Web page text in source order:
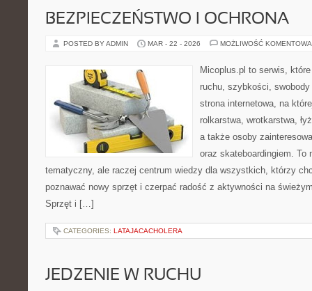
BEZPIECZEŃSTWO I OCHRONA
POSTED BY ADMIN MAR - 22 - 2026 MOŻLIWOŚĆ
Micoplus.pl to serwis,
ruchu, szybkości,
strona internetowa, na
rolkarstwa, wrotkarstwa,
a także osoby
oraz skateboardingiem. To
tematyczny, ale raczej centrum wiedzy dla wszystkich, którzy
poznawać nowy sprzęt i czerpać radość z aktywności na
Sprzęt i […]
CATEGORIES: LATAJACACHOLERA
JEDZENIE W RUCHU